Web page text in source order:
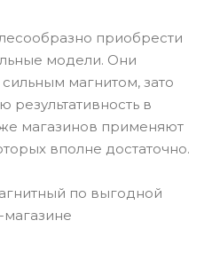
приобрести
модели. Они
магнитом, зато
в
магазинов применяют
вполне достаточно.
по выгодной